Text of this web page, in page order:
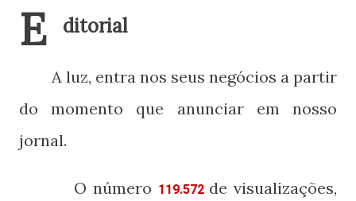
E ditorial
A luz, entra nos seus negócios a partir
do momento que anunciar em nosso
jornal.
O número 119.572 de visualizações,